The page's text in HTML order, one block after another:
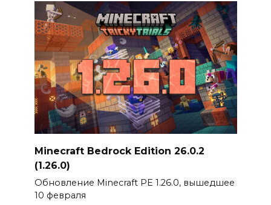
Minecraft Bedrock Edition 26.0.2
(1.26.0)
Обновление Minecraft PE 1.26.0, вышедшее
10 февраля